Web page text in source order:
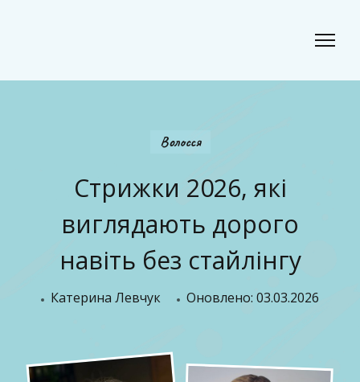
Волосся
Стрижки 2026, які
виглядають дорого
навіть без стайлінгу
Катерина Левчук Оновлено: 03.03.2026